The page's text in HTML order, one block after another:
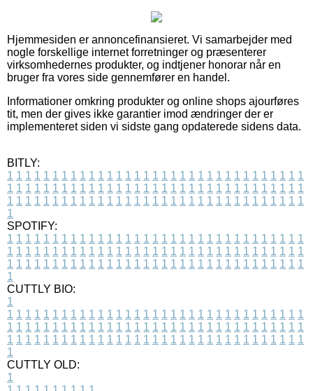
Hjemmesiden er annoncefinansieret. Vi samarbejder med
nogle forskellige internet forretninger og præsenterer
virksomhedernes produkter, og indtjener honorar når en
bruger fra vores side gennemfører en handel.
Informationer omkring produkter og online shops ajourføres
tit, men der gives ikke garantier imod ændringer der er
implementeret siden vi sidste gang opdaterede sidens data.
BITLY:
1 1 1 1 1 1 1 1 1 1 1 1 1 1 1 1 1 1 1 1 1 1 1 1 1 1 1 1 1 1 1 1 1
1 1 1 1 1 1 1 1 1 1 1 1 1 1 1 1 1 1 1 1 1 1 1 1 1 1 1 1 1 1 1 1 1
1 1 1 1 1 1 1 1 1 1 1 1 1 1 1 1 1 1 1 1 1 1 1 1 1 1 1 1 1 1 1 1 1
1
SPOTIFY:
1 1 1 1 1 1 1 1 1 1 1 1 1 1 1 1 1 1 1 1 1 1 1 1 1 1 1 1 1 1 1 1 1
1 1 1 1 1 1 1 1 1 1 1 1 1 1 1 1 1 1 1 1 1 1 1 1 1 1 1 1 1 1 1 1 1
1 1 1 1 1 1 1 1 1 1 1 1 1 1 1 1 1 1 1 1 1 1 1 1 1 1 1 1 1 1 1 1 1
1
CUTTLY BIO:
1
1 1 1 1 1 1 1 1 1 1 1 1 1 1 1 1 1 1 1 1 1 1 1 1 1 1 1 1 1 1 1 1 1
1 1 1 1 1 1 1 1 1 1 1 1 1 1 1 1 1 1 1 1 1 1 1 1 1 1 1 1 1 1 1 1 1
1 1 1 1 1 1 1 1 1 1 1 1 1 1 1 1 1 1 1 1 1 1 1 1 1 1 1 1 1 1 1 1 1
1
CUTTLY OLD:
1